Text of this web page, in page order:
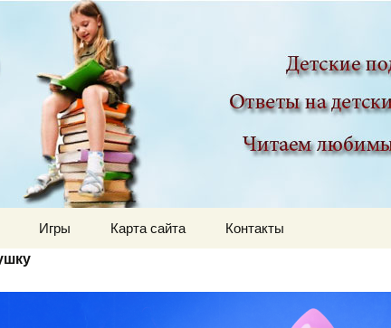
мир
Игры Карта сайта Контакты